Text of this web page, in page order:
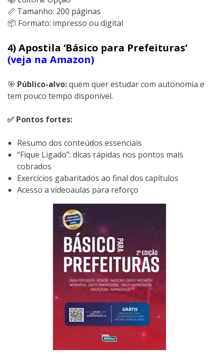
📏 Tamanho: 200 páginas
📦 Formato: impresso ou digital
4) Apostila ‘Básico para Prefeituras’
(veja na Amazon)
🎯 Público-alvo:quem quer estudar com autonomia e
tem pouco tempo disponível.
✅ Pontos fortes:
Resumo dos conteúdos essenciais
“Fique Ligado”: dicas rápidas nos pontos mais
cobrados
Exercícios gabaritados ao final dos capítulos
Acesso a videoaulas para reforço